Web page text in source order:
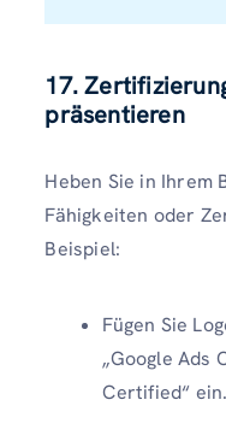
17.
präsentieren
Heben Sie in Ihrem
Fähigkeiten oder
Beispiel:
Fügen Sie
„Google Ads
Certified“ ein.